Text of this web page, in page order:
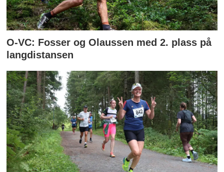
O-VC: Fosser og Olaussen med 2. plass på
langdistansen